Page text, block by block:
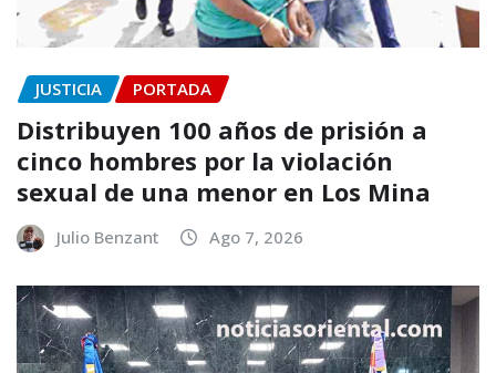
JUSTICIA PORTADA
Distribuyen 100 años de prisión a
cinco hombres por la violación
sexual de una menor en Los Mina
Julio Benzant Ago 7, 2026